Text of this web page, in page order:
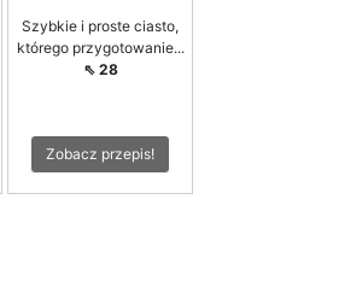
Szybkie i proste ciasto,
którego przygotowanie...
⇖ 28
Zobacz przepis!